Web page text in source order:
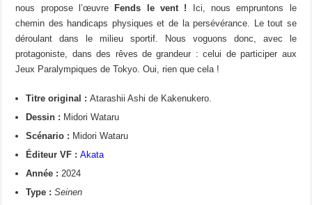
nous propose l’œuvre
Fends le vent ! Ici, nous empruntons le
chemin des handicaps physiques et de la persévérance. Le tout se
déroulant dans le milieu sportif. Nous voguons donc, avec le
protagoniste, dans des rêves de grandeur : celui de participer aux
Jeux Paralympiques de Tokyo. Oui, rien que cela !
Titre original :Atarashii Ashi de Kakenukero.
Dessin : Midori Wataru
Scénario : Midori Wataru
Éditeur VF :Akata
Année :2024
Type :Seinen